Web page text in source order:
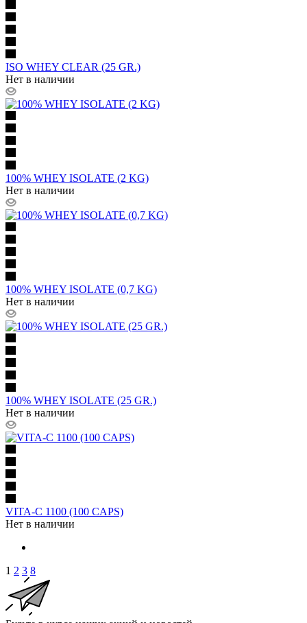
ISO WHEY CLEAR (25 GR.)
Нет в наличии
100% WHEY ISOLATE (2 KG)
Нет в наличии
100% WHEY ISOLATE (0,7 KG)
Нет в наличии
100% WHEY ISOLATE (25 GR.)
Нет в наличии
VITA-C 1100 (100 CAPS)
Нет в наличии
1 2 3 8